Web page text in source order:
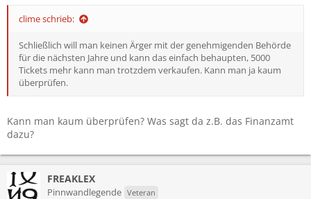
clime schrieb:
Schließlich will man keinen Ärger mit der genehmigenden Behörde
für die nächsten Jahre und kann das einfach behaupten, 5000
Tickets mehr kann man trotzdem verkaufen. Kann man ja kaum
überprüfen.
Kann man kaum überprüfen? Was sagt da z.B. das Finanzamt
dazu?
FREAKLEX
Pinnwandlegende Veteran